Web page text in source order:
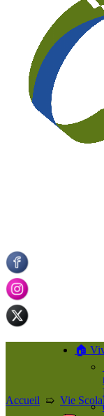
🏠
Accueil ➯ Vie